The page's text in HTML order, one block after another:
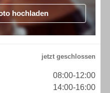
hochladen
08:00-12:00
14:00-16:00